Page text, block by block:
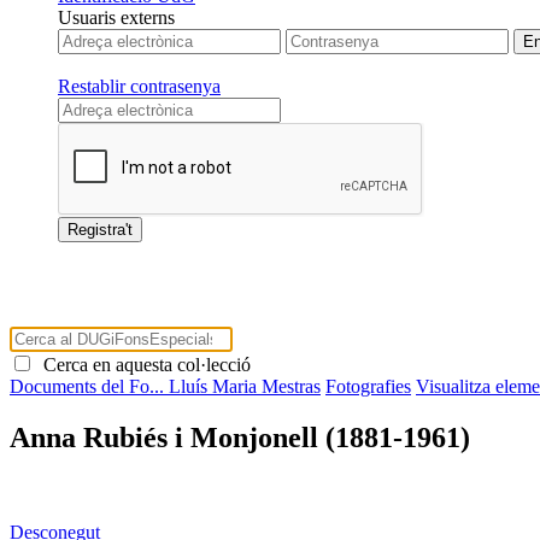
Usuaris externs
Restablir contrasenya
Cerca en aquesta col·lecció
Documents del Fo... Lluís Maria Mestras Fotografies Visualitza
Anna Rubiés i Monjonell (1881-1961)
Desconegut